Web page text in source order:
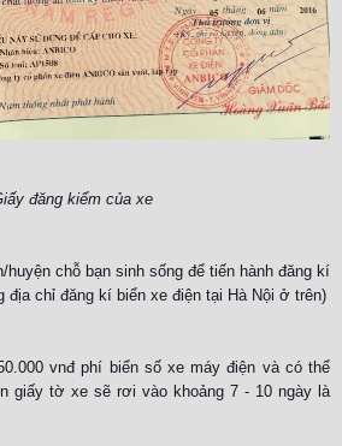
đăng kiểm của xe
chỗ bạn sinh sống để tiến hành đăng kí
địa chỉ đăng kí biển xe điện tại Hà Nội ở trên)
vnđ phí biển số xe máy điện và có thể
giấy tờ xe sẽ rơi vào khoảng 7 - 10 ngày là